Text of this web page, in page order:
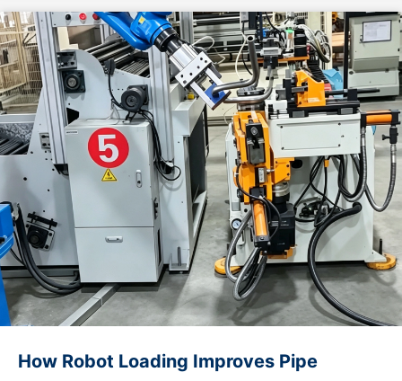
Evaluate technical matching capability Send complete tube
parameters to the manufacturer: tube outer diameter, wall
thickness, material (carbon…
How Robot Loading Improves Pipe